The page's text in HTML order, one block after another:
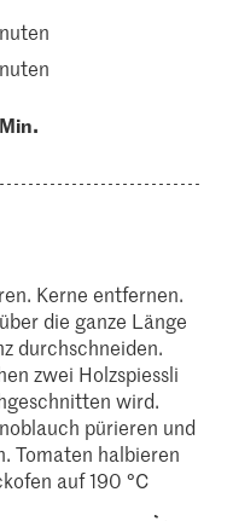
Kerne entfernen.
die ganze Länge
durchschneiden.
zwei Holzspiessli
wird.
pürieren und
Tomaten halbieren
auf 190 °C